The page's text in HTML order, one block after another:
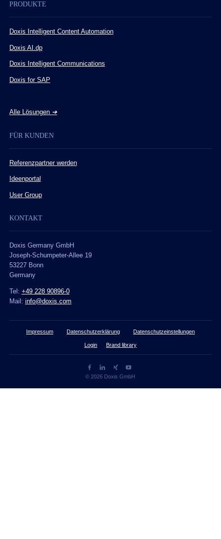
PRODUKTE
Doxis Intelligent Content Automation
Doxis AI.dp
Doxis Intelligent Communications
Doxis for SAP
Alle Lösungen ➔
FÜR KUNDEN
Referenzpartner werden
Ideenportal
User Group
KONTAKT
Doxis Germany GmbH
Joseph-Schumpeter-Allee 19
53227 Bonn
Germany
Tel: +49 228 90896-0
Mail: info@doxis.com
Impressum Datenschutzerklärung Datenschutzeinstellungen
Login Brand library
© 2026 Doxis GmbH